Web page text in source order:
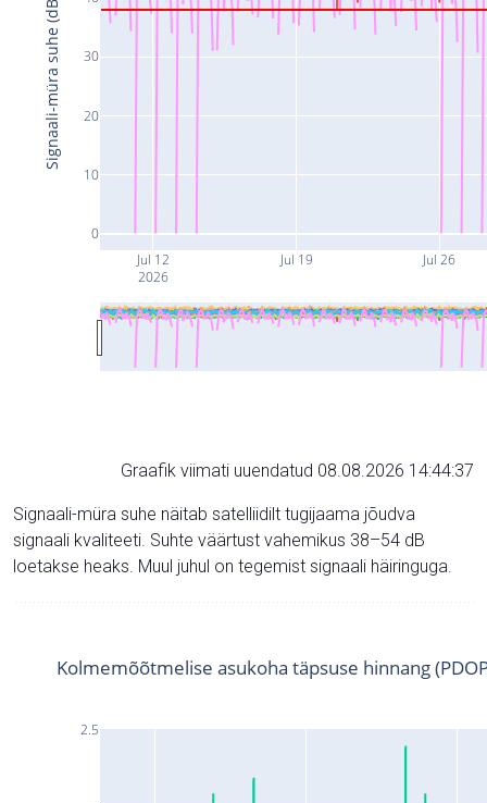
Jul 12
2026
Jul 19 Jul 26
0
10
20
30
Signaali-müra suhe (dB)
Graafik viimati uuendatud 08.08.2026 14:44:37
Signaali-müra suhe näitab satelliidilt tugijaama jõudva
signaali kvaliteeti. Suhte väärtust vahemikus 38–54 dB
loetakse heaks. Muul juhul on tegemist signaali häiringuga.
2.5
Kolmemõõtmelise asukoha täpsuse hinnang